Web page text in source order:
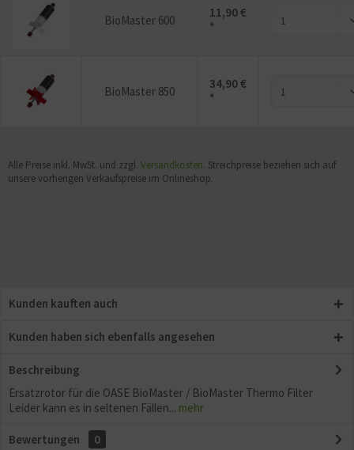
BioMaster 600
11,90 €
*
BioMaster 850
34,90 €
*
Alle Preise inkl. MwSt. und zzgl. Versandkosten. Streichpreise beziehen sich auf
unsere vorherigen Verkaufspreise im Onlineshop.
Kunden kauften auch
Kunden haben sich ebenfalls angesehen
Beschreibung
Ersatzrotor für die OASE BioMaster / BioMaster Thermo Filter
Leider kann es in seltenen Fällen... mehr
Bewertungen
0